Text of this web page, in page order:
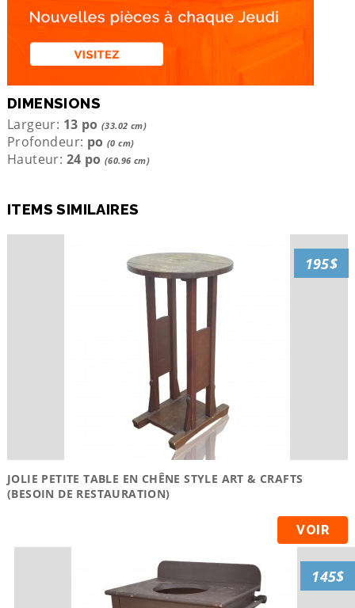
DIMENSIONS
Largeur: 13 po (33.02 cm)
Profondeur: po (0 cm)
Hauteur: 24 po (60.96 cm)
ITEMS SIMILAIRES
JOLIE PETITE TABLE EN CHÊNE STYLE ART & CRAFTS
(BESOIN DE RESTAURATION)
VOIR
195$
145$